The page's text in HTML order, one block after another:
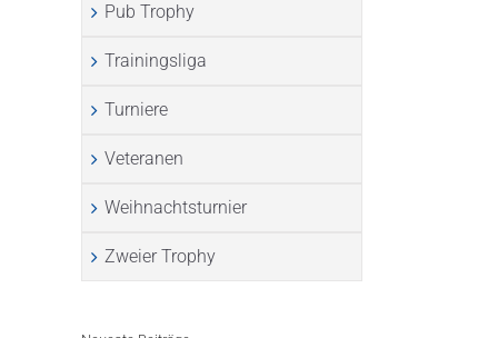
Pub Trophy
Trainingsliga
Turniere
Veteranen
Weihnachtsturnier
Zweier Trophy